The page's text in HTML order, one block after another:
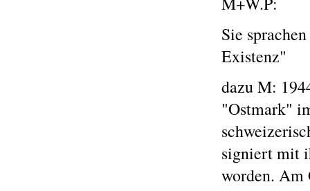
Sie
Existenz"
dazu M:
"Ostmark"
signiert mit
worden. Am